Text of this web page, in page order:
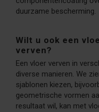
duurzame bescherming.
Wilt u ook een
verven?
Een vloer verven in
diverse manieren. We
sjablonen kiezen,
geometrische vormen
resultaat wil, kan met